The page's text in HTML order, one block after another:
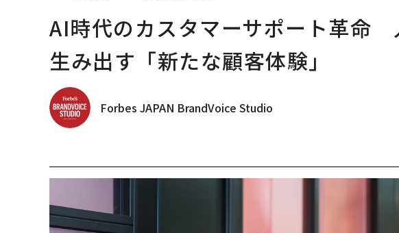
AI時代のカスタマーサポート革命
生み出す「新たな顧客体験」
Forbes JAPAN BrandVoice Studio